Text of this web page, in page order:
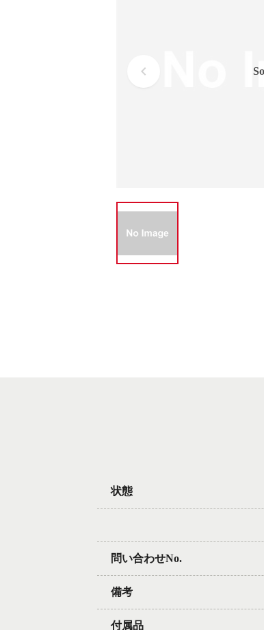
状態
問い合わせNo.
備考
付属品